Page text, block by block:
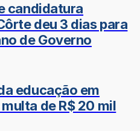
candidatura
deu 3 dias para
de Governo
educação em
de R$ 20 mil